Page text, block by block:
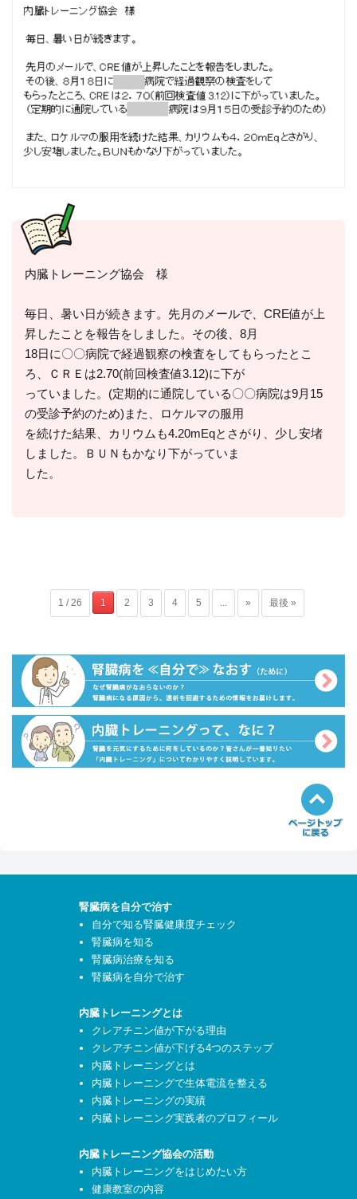
内臓トレーニング協会 様
毎日、暑い日が続きます。先月のメールで、CRE値が上
昇したことを報告をしました。その後、8月
18日に〇〇病院で経過観察の検査をしてもらったとこ
ろ、ＣＲＥは2.70(前回検査値3.12)に下が
っていました。(定期的に通院している〇〇病院は9月15
の受診予約のため)また、ロケルマの服用
を続けた結果、カリウムも4.20mEqとさがり、少し安堵
しました。ＢＵＮもかなり下がっていま
した。
1 / 26 1 2 3 4 5 » 最後 »
腎臓病を自分で治す
自分で知る腎臓健康度チェック
腎臓病を知る
腎臓病治療を知る
腎臓病を自分で治す
内臓トレーニングとは
クレアチニン値が下がる理由
クレアチニン値が下げる4つのステップ
内臓トレーニングとは
内臓トレーニングで生体電流を整える
内臓トレーニングの実績
内臓トレーニング実践者のプロフィール
内臓トレーニング協会の活動
内臓トレーニングをはじめたい方
健康教室の内容